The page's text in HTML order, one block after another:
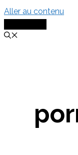
Aller au contenu